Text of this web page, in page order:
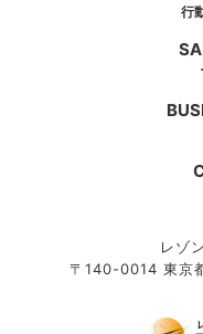
行
レゾ
〒140-0014 東京